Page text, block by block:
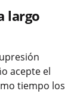
largo
acepte el
tiempo los